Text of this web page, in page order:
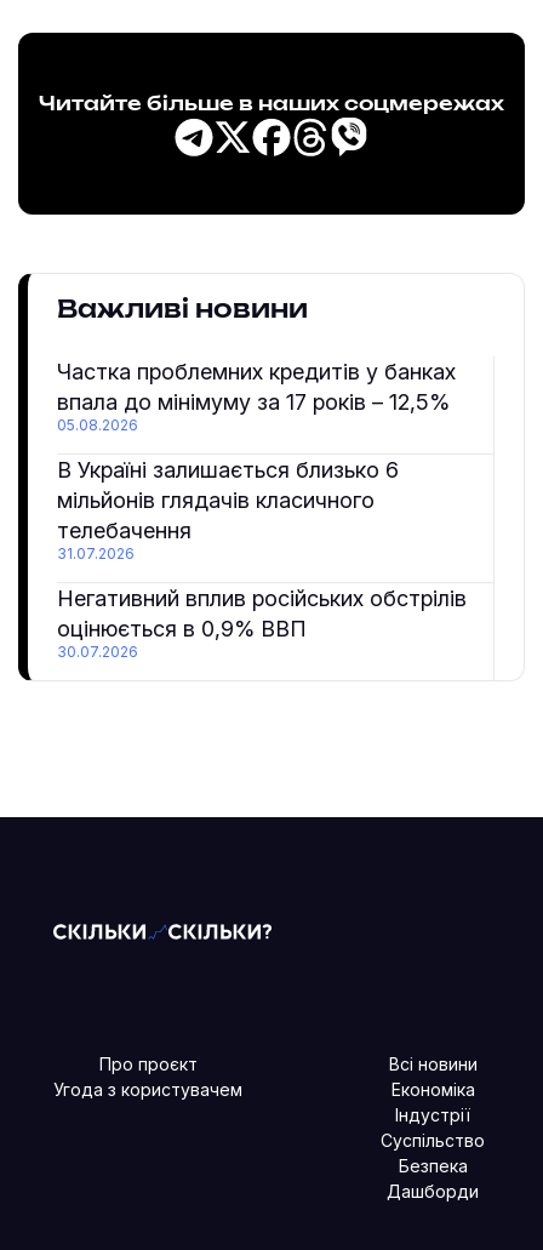
Читайте більше в наших соцмережах
Важливі новини
Частка проблемних кредитів у банках
впала до мінімуму за 17 років – 12,5%
05.08.2026
В Україні залишається близько 6
мільйонів глядачів класичного
телебачення
31.07.2026
Негативний вплив російських обстрілів
оцінюється в 0,9% ВВП
30.07.2026
Про проєкт
Угода з користувачем
Всі новини
Економіка
Індустрії
Суспільство
Безпека
Дашборди